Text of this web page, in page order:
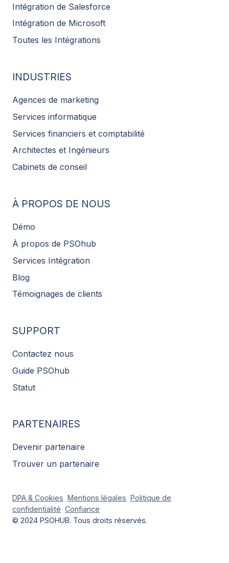
Intégration de Salesforce
Intégration de Microsoft
Toutes les Intégrations
INDUSTRIES
Agences de marketing
Services informatique
Services financiers et comptabilité
Architectes et Ingénieurs
Cabinets de conseil
À PROPOS DE NOUS
Démo
À propos de PSOhub
Services Intégration
Blog
Témoignages de clients
SUPPORT
Contactez nous
Guide PSOhub
Statut
PARTENAIRES
Devenir partenaire
Trouver un partenaire
DPA & Cookies Mentions légales Politique de
confidentialité Confiance
© 2024 PSOHUB. Tous droits réservés.